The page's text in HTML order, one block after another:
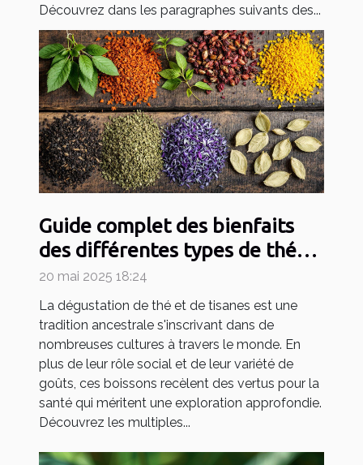
Découvrez dans les paragraphes suivants des...
Guide complet des bienfaits
des différentes types de thés
et tisanes
20 mai 2025 18:24
La dégustation de thé et de tisanes est une
tradition ancestrale s'inscrivant dans de
nombreuses cultures à travers le monde. En
plus de leur rôle social et de leur variété de
goûts, ces boissons recèlent des vertus pour la
santé qui méritent une exploration approfondie.
Découvrez les multiples...